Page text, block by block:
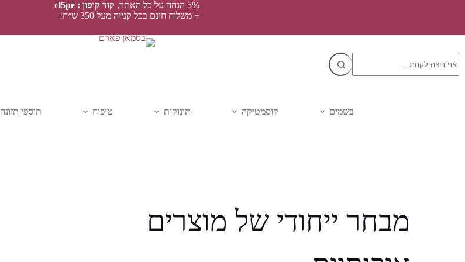
5% הנחה על כל האתר,
קוד קופון : cl5pe
+ משלוח חינם בכל קנייה מעל 350 ש״ח!
results
בשמים קוסמטיקה תינוקות טיפוח תוספי תזונה
מבחר ייחודי של מוצרים